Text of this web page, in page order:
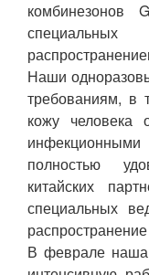
Наши
требованиям,
кожу человека
инфекционными
полностью
китайских
специальных
В феврале наша